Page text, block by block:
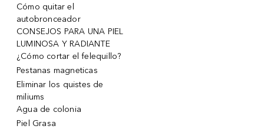
Cómo quitar el
autobronceador
CONSEJOS PARA UNA PIEL
LUMINOSA Y RADIANTE
¿Cómo cortar el felequillo?
Pestanas magneticas
Eliminar los quistes de
miliums
Agua de colonia
Piel Grasa